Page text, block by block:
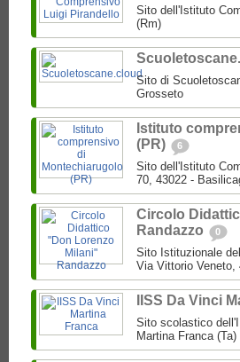
Sito dell'Istituto
(Rm)
Sito di
Grosseto
Istituto
(PR)
6
Sito dell'Istituto
70, 43022 -
Circolo
Randazzo
0
Sito Istituzionale
Via Vittorio Veneto,
IISS Da Vinci
Sito scolastico
Martina Franca (Ta)